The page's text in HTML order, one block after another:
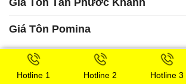
Giá Tôn Tân Phước Khanh
Giá Tôn Pomina
Khổ Tôn Tiêu Chuẩn ? Kích thước
Hotline 1 Hotline 2 Hotline 3